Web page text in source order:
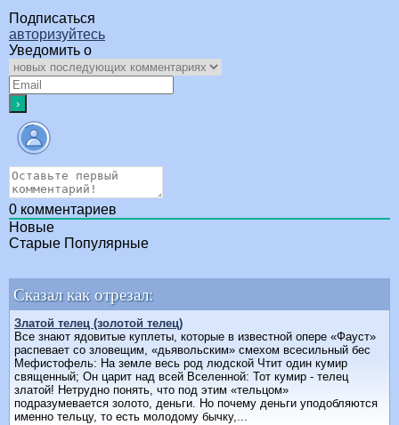
Подписаться
авторизуйтесь
Уведомить о
0 комментариев
Новые
Старые Популярные
Сказал как отрезал:
Златой телец (золотой телец)
Все знают ядовитые куплеты, которые в известной опере «Фауст»
распевает со зловещим, «дьявольским» смехом всесильный бес
Мефистофель: На земле весь род людской Чтит один кумир
священный; Он царит над всей Вселенной: Тот кумир - телец
златой! Нетрудно понять, что под этим «тельцом»
подразумевается золото, деньги. Но почему деньги уподобляются
именно тельцу, то есть молодому бычку,...